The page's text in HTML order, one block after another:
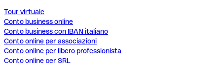
Tour virtuale
Conto business online
Conto business con IBAN italiano
Conto online per associazioni
Conto online per libero professionista
Conto online per SRL